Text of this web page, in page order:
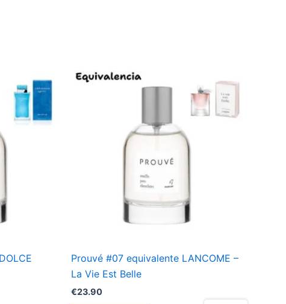
Prouvé #07 equivalente LANCOME –
La Vie Est Belle
€23.90